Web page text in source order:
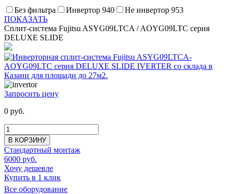
Без фильтра Инвертор 940 Не инвертор 953
ПОКАЗАТЬ
Сплит-система Fujitsu ASYG09LTCA / AOYG09LTC серия
DELUXE SLIDE
Запросить цену
0 руб.
В КОРЗИНУ
Стандартный монтаж
6000 руб.
Хочу дешевле
Купить в 1 клик
Все оборудование